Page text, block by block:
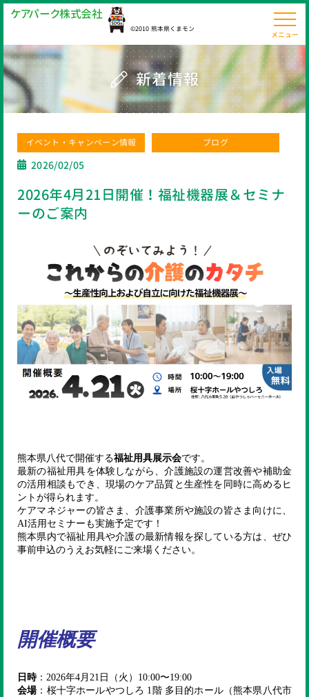
ケアパーク株式会社
©2010 熊本県くまモン
新着情報
イベント・キャンペーン情報 ブログ
2026/02/05
2026年4月21日開催！福祉機器展＆セミナ
ーのご案内
熊本県八代で開催する福祉用具展示会です。
最新の福祉用具を体験しながら、介護施設の運営改善や補助金
の活用相談もでき、現場のケア品質と生産性を同時に高めるヒ
ントが得られます。
ケアマネジャーの皆さま、介護事業所や施設の皆さま向けに、
AI活用セミナーも実施予定です！
熊本県内で福祉用具や介護の最新情報を探している方は、ぜひ
事前申込のうえお気軽にご来場ください。
開催概要
日時：2026年4月21日（火）10:00〜19:00
会場：桜十字ホールやつしろ 1階 多目的ホール（熊本県八代市
メニュー